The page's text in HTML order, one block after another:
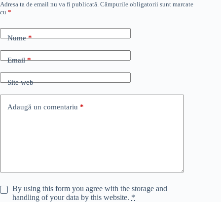
Adresa ta de email nu va fi publicată. Câmpurile obligatorii sunt marcate
cu *
Nume*
Email*
Site web
Adaugă un comentariu *
By using this form you agree with the storage and
handling of your data by this website. *